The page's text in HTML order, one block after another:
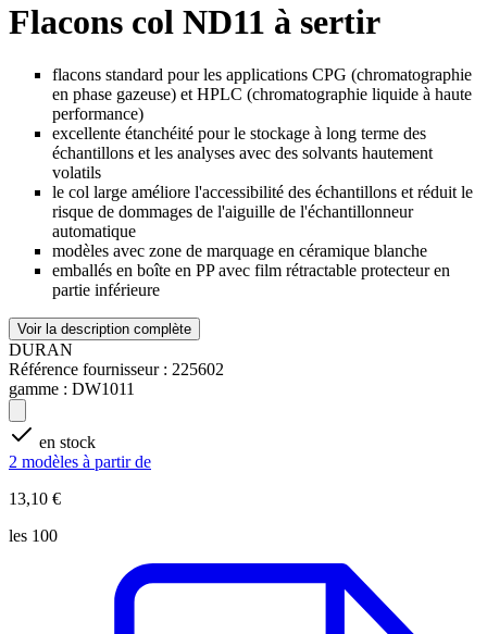
Flacons col ND11 à sertir
flacons standard pour les applications CPG (chromatographie
en phase gazeuse) et HPLC (chromatographie liquide à haute
performance)
excellente étanchéité pour le stockage à long terme des
échantillons et les analyses avec des solvants hautement
volatils
le col large améliore l'accessibilité des échantillons et réduit le
risque de dommages de l'aiguille de l'échantillonneur
automatique
modèles avec zone de marquage en céramique blanche
emballés en boîte en PP avec film rétractable protecteur en
partie inférieure
Voir la description complète
DURAN
Référence fournisseur : 225602
gamme : DW1011
en stock
2 modèles à partir de
13,10 €
les 100